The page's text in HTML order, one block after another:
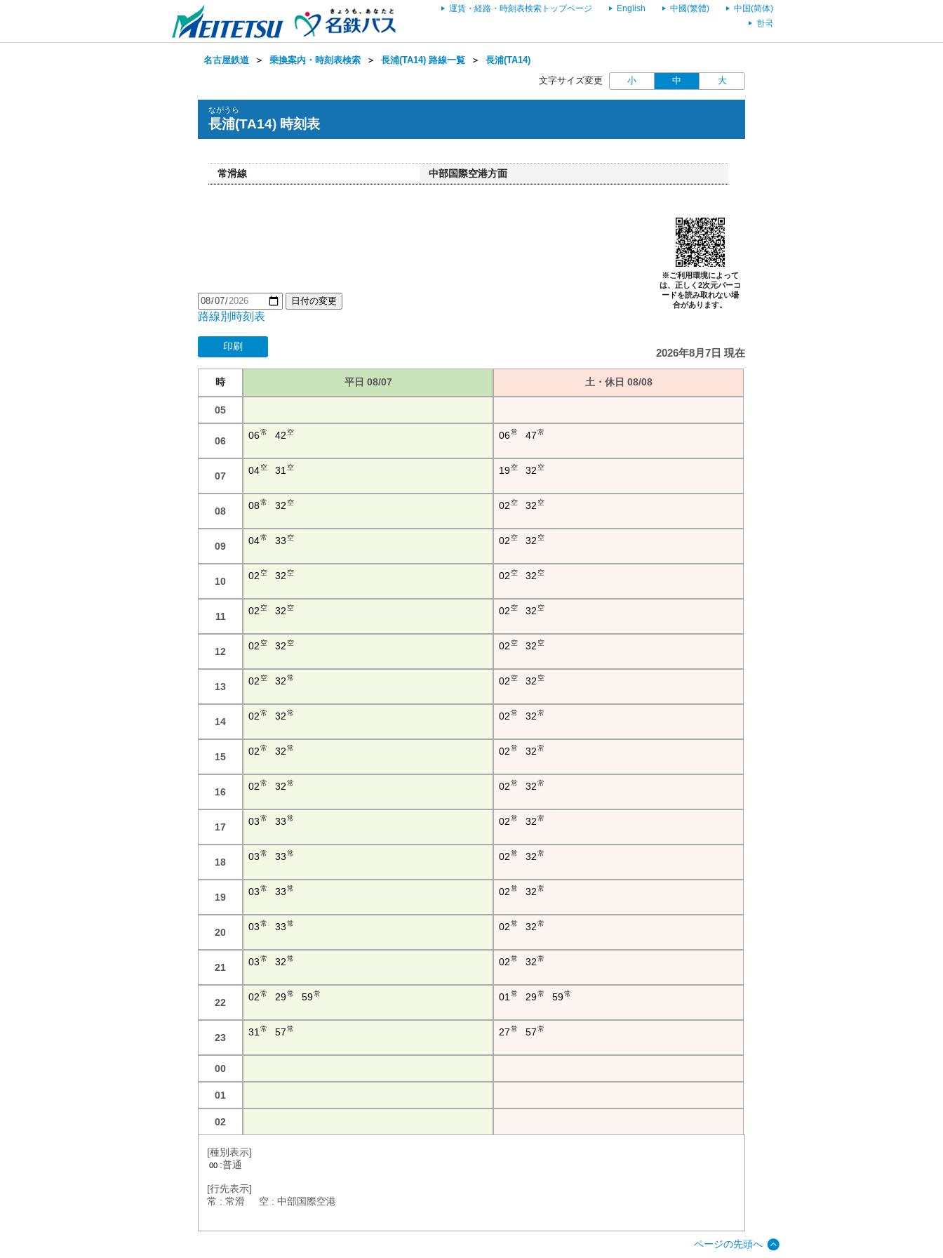
運賃・経路・時刻表検索トップページ English 中國(繁體)
中国(简体)
한국
名古屋鉄道 ＞ 乗換案内・時刻表検索 ＞ 長浦(TA14) 路線一覧 ＞ 長浦(TA14)
文字サイズ変更 小 中 大
ながうら
長浦(TA14) 時刻表
常滑線 中部国際空港方面
※ご利用環境によって
は、正しく2次元バーコ
ードを読み取れない場
合があります。
日付の変更
路線別時刻表
印刷
2026年8月7日 現在
時 平日 08/07 土・休日 08/08
05
06 06常 42 空 06常 47常
07 04空 31空 19空 32 空
08 08常 32 空 02 空 32 空
09 04常 33 空 02 空 32 空
10 02 空 32 空 02 空 32 空
11 02 空 32 空 02 空 32 空
12 02 空 32 空 02 空 32 空
13 02 空 32常 02 空 32 空
14 02常 32常 02常 32常
15 02常 32常 02常 32常
16 02常 32常 02常 32常
17 03常 33常 02常 32常
18 03常 33常 02常 32常
19 03常 33常 02常 32常
20 03常 33常 02常 32常
21 03常 32常 02常 32常
22 02常 29常 59常 01常 29常 59常
23 31常 57常 27常 57常
00
01
02
[種別表示]
00 :普通
[行先表示]
常 : 常滑 空 : 中部国際空港
ページの先頭へ